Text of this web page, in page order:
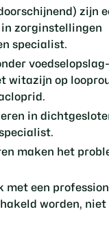
zijn
zorginstellingen
specialist.
witazijn op
in
maken het
met een
worden, niet